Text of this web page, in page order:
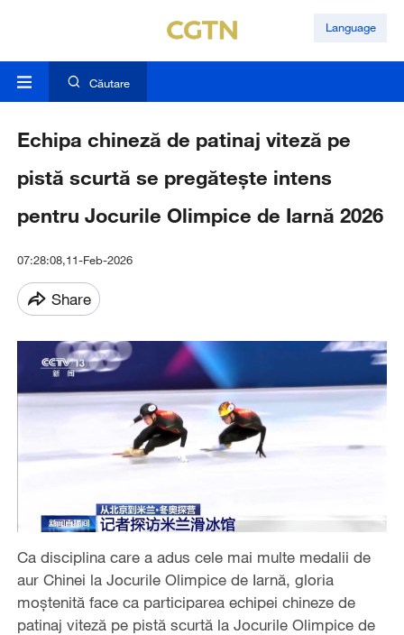
Language
Căutare
Echipa chineză de patinaj viteză pe
pistă scurtă se pregătește intens
pentru Jocurile Olimpice de Iarnă 2026
07:28:08,11-Feb-2026
Share
Ca disciplina care a adus cele mai multe medalii de
aur Chinei la Jocurile Olimpice de Iarnă, gloria
moștenită face ca participarea echipei chineze de
patinaj viteză pe pistă scurtă la Jocurile Olimpice de